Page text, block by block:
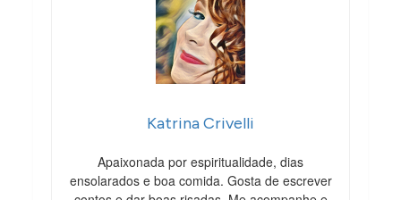
Katrina Crivelli
Apaixonada por espiritualidade, dias
ensolarados e boa comida. Gosta de escrever